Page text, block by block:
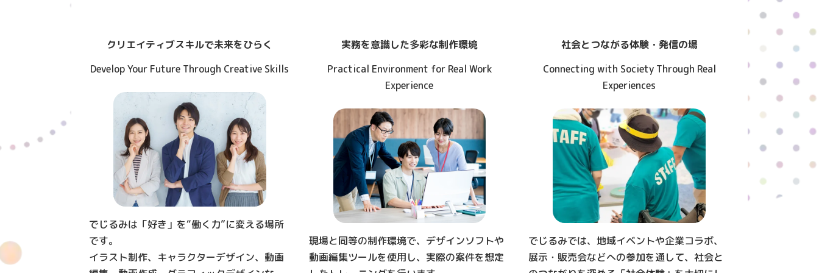
クリエイティブスキルで未来をひらく
Develop Your Future Through Creative Skills
でじるみは「好き」を“働く力”に変える場所
です。
イラスト制作、キャラクターデザイン、動画
実務を意識した多彩な制作環境
Practical Environment for Real Work
Experience
現場と同等の制作環境で、デザインソフトや
動画編集ツールを使用し、実際の案件を想定
社会とつながる体験・発信の場
Connecting with Society Through Real
Experiences
でじるみでは、地域イベントや企業コラボ、
展示・販売会などへの参加を通して、社会と